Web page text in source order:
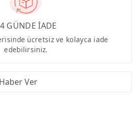
GÜNDE İADE
ücretsiz ve kolayca iade
edebilirsiniz.
Ver